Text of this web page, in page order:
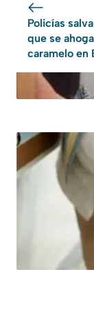
Policías
que se
caramelo en